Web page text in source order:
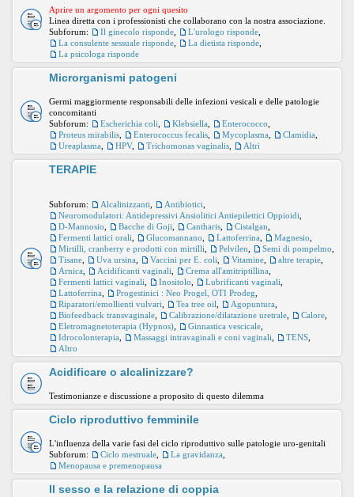
Aprire un argomento per ogni quesito
Linea diretta con i professionisti che collaborano con la nostra associazione.
Subforum:
Il ginecolo risponde L'urologo risponde
La consulente sessuale risponde
La dietista risponde
La psicologa risponde
Microrganismi patogeni
Germi maggiormente responsabili delle infezioni vesicali e delle patologie
concomitanti
Subforum:
Escherichia coli Klebsiella Enterococco
Proteus mirabilis
Enterococcus fecalis Mycoplasma Clamidia
Ureaplasma
HPV, Trichomonas vaginalis Altri
TERAPIE
Subforum: Alcalinizzanti Antibiotici
Neuromodulatori: Antidepressivi Ansiolitici Antiepilettici Oppioidi
D-Mannosio
Bacche di Goji Cantharis Cistalgan
Fermenti lattici orali
Glucomannano Lattoferrina Magnesio
Mirtilli, cranberry e prodotti con mirtilli
Pelvilen Semi di pompelmo
Tisane
Uva ursina Vaccini per E. coli Vitamine altre terapie
Arnica
Acidificanti vaginali Crema all'amitriptillina
Fermenti lattici vaginali
Inositolo Lubrificanti vaginali
Lattoferrina
Progestinici : Neo Progel, OTI Prodeg
Riparatori/emollienti vulvari
Tea tree oil Agopuntura
Biofeedback transvaginale
Calibrazione/dilatazione uretrale Calore
Eletromagnetoterapia (Hypnos)
Ginnastica vescicale
Idrocolonterapia
Massaggi intravaginali e coni vaginali TENS
Altro
Acidificare o alcalinizzare?
Testimonianze e discussione a proposito di questo dilemma
Ciclo riproduttivo femminile
L'influenza della varie fasi del ciclo riproduttivo sulle patologie uro-genitali
Subforum:
Ciclo mestruale La gravidanza
Menopausa e premenopausa
Il sesso e la relazione di coppia